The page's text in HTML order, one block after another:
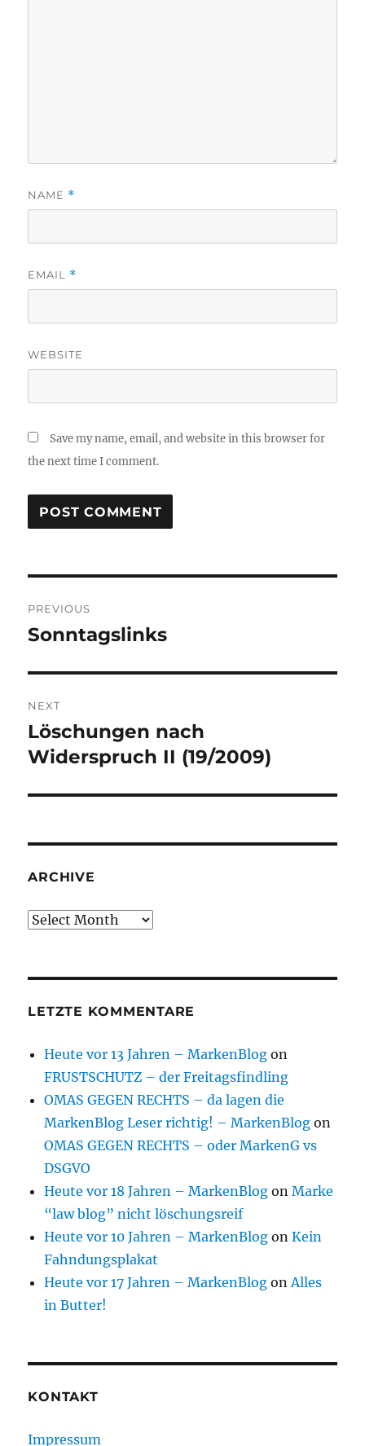
NAME *
EMAIL *
WEBSITE
Save my name, email, and website in this browser for
the next time I comment.
navigation
PREVIOUS
Previous
Sonntagslinks
NEXT
Next
post:
Löschungen nach
Widerspruch II (19/2009)
ARCHIVE
Archive
LETZTE KOMMENTARE
Heute vor 13 Jahren – MarkenBlog on
FRUSTSCHUTZ – der Freitagsfindling
OMAS GEGEN RECHTS – da lagen die
MarkenBlog Leser richtig! – MarkenBlog on
OMAS GEGEN RECHTS – oder MarkenG vs
DSGVO
Heute vor 18 Jahren – MarkenBlog onMarke
“law blog” nicht löschungsreif
Heute vor 10 Jahren – MarkenBlog onKein
Fahndungsplakat
Heute vor 17 Jahren – MarkenBlog onAlles
in Butter!
KONTAKT
Impressum